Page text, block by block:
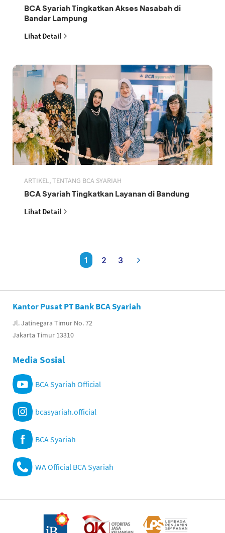
BCA Syariah Tingkatkan Akses Nasabah di
Bandar Lampung
Lihat Detail
ARTIKEL, TENTANG BCA SYARIAH
BCA Syariah Tingkatkan Layanan di Bandung
Lihat Detail
1 2 3
Kantor Pusat PT Bank BCA Syariah
Jl. Jatinegara Timur No. 72
Jakarta Timur 13310
Media Sosial
BCA Syariah Official
bcasyariah.official
BCA Syariah
WA Official BCA Syariah